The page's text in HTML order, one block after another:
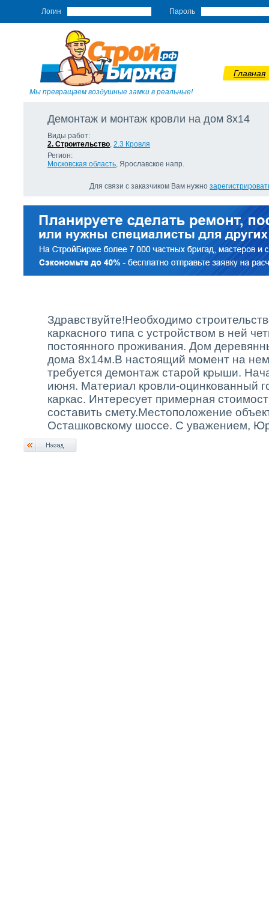
Логин Пароль
Мы превращаем воздушные замки в реальные!
Главная
Демонтаж и монтаж кровли на дом 8х14
Виды работ:
2. Строительство, 2.3 Кровля
Регион:
Московская область, Ярославское напр.
Для связи с заказчиком Вам нужно
Здравствуйте!Необходимо
каркасного типа с устройством в ней
постоянного проживания. Дом
дома 8х14м.В настоящий момент на
требуется демонтаж старой крыши.
июня. Материал кровли-оцинкованный
каркас. Интересует примерная
составить смету.Местоположение
Осташковскому шоссе. С уважением,